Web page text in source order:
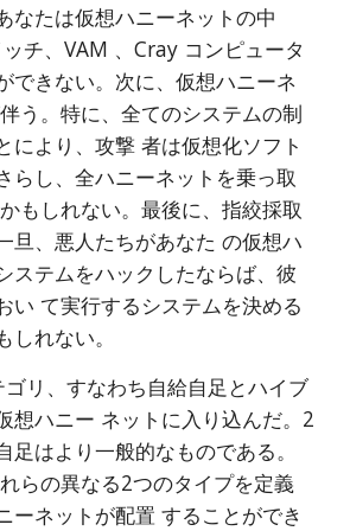
なたは仮想ハニーネットの中
チ、VAM 、Cray コンピュータ
できない。次に、仮想ハニーネ
う。特に、全てのシステムの制
により、攻撃 者は仮想化ソフト
らし、全ハニーネットを乗っ取
もしれない。最後に、指絞採取
旦、悪人たちがあなた の仮想ハ
ステムをハックしたならば、彼
い て実行するシステムを決める
しれない。
リ、すなわち自給自足とハイブ
想ハニー ネットに入り込んだ。2
足はより一般的なものである。
らの異なる2つのタイプを定義
ーネットが配置 することができ